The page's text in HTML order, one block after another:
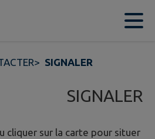
> SIGNALER
SIGNALER
cliquer sur la carte pour situer